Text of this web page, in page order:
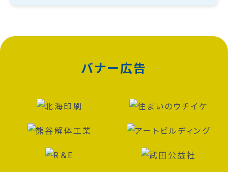
バナー広告